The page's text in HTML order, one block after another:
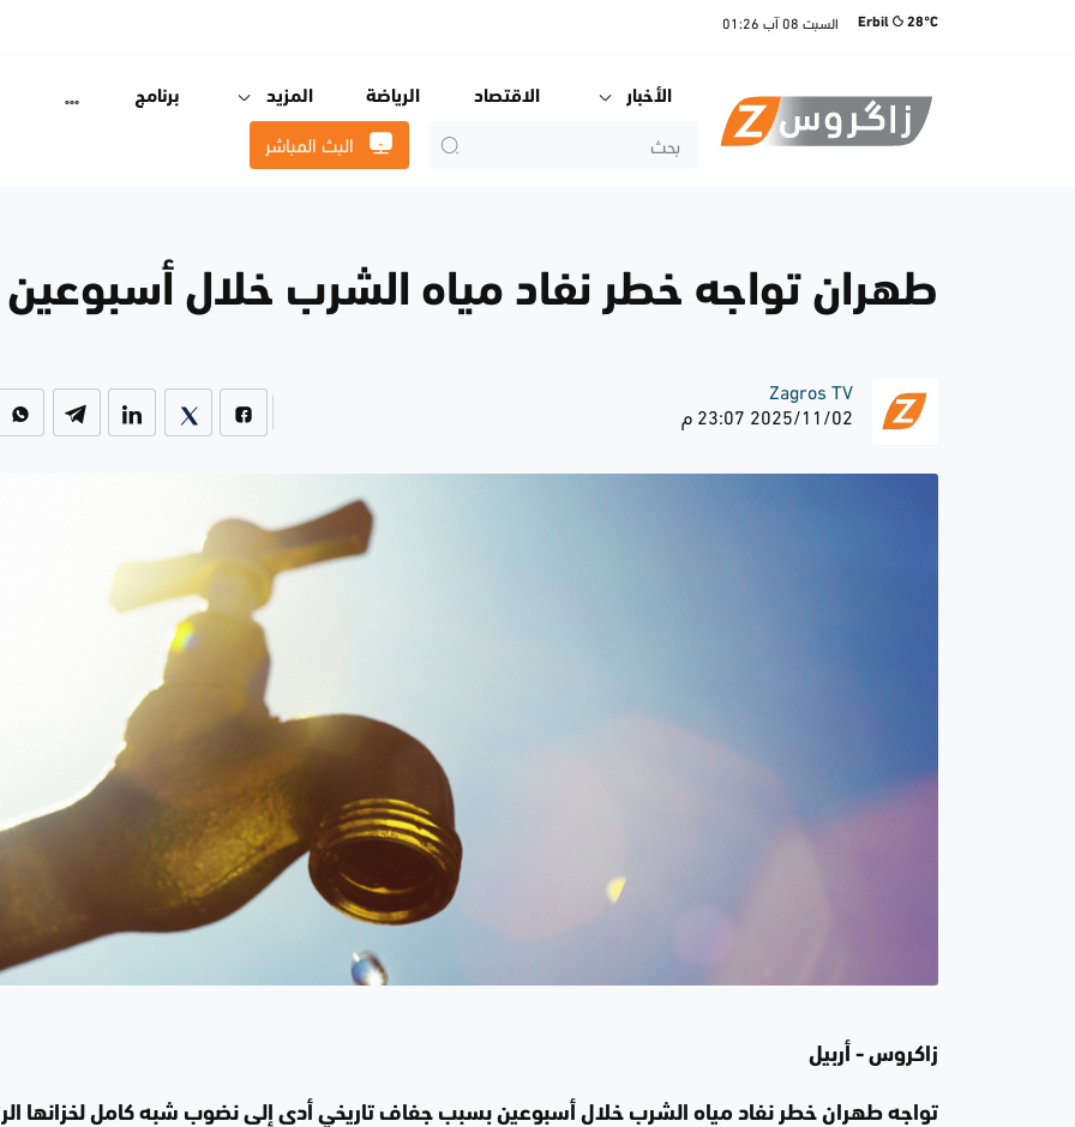
Erbil 28°C السبت 08 آب 01:26
الأخبار الاقتصاد الرياضة المزيد برنامج
البث المباشر
طهران تواجه خطر نفاد مياه الشرب خلال أسبوعين
Zagros TV
2025/11/02 23:07 م
زاكروس - أربيل
تواجه طهران خطر نفاد مياه الشرب خلال أسبوعين بسبب جفاف تاريخي أدى إلى نضوب شبه كامل لخزانها